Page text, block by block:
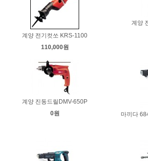
계양 전기컷쏘 KRS-1100
110,000원
계양
계양 진동드릴DMV-650P
0원
마끼다